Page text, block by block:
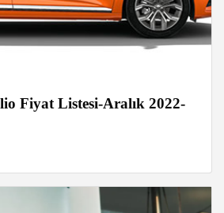
Fiyat Listesi-Aralık 2022-